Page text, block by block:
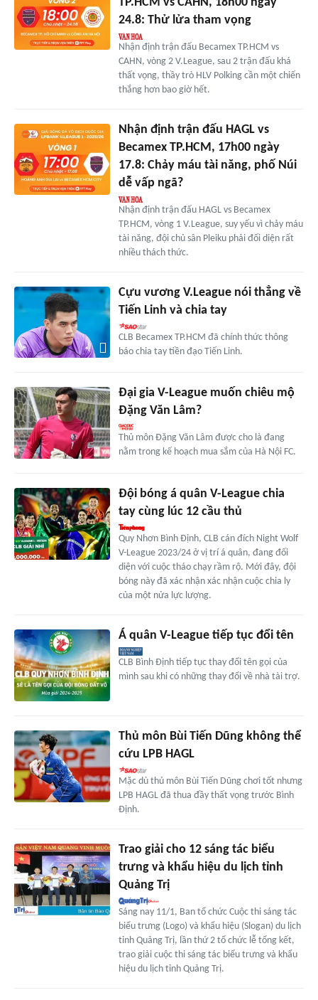
24.8: Thử lửa tham vọng
Nhận định trận đấu Becamex TP.HCM vs
CAHN, vòng 2 V.League, sau 2 trận đấu khá
thất vọng, thầy trò HLV Polking cần một chiến
thắng hơn bao giờ hết.
Nhận định trận đấu HAGL vs
Becamex TP.HCM, 17h00 ngày
17.8: Chảy máu tài năng, phố Núi
dễ vấp ngã?
Nhận định trận đấu HAGL vs Becamex
TP.HCM, vòng 1 V.League, suy yếu vì chảy máu
tài năng, đội chủ sân Pleiku phải đối diện rất
nhiều thách thức.
Cựu vương V.League nói thẳng về
Tiến Linh và chia tay
CLB Becamex TP.HCM đã chính thức thông
báo chia tay tiền đạo Tiến Linh.
Đại gia V-League muốn chiêu mộ
Đặng Văn Lâm?
Thủ môn Đặng Văn Lâm được cho là đang
nằm trong kế hoạch mua sắm của Hà Nội FC.
Đội bóng á quân V-League chia
tay cùng lúc 12 cầu thủ
Quy Nhơn Bình Định, CLB cán đích Night Wolf
V-League 2023/24 ở vị trí á quân, đang đối
diện với cuộc tháo chạy rầm rộ. Mới đây, đội
bóng này đã xác nhận xác nhận cuộc chia ly
của một nửa lực lượng.
Á quân V-League tiếp tục đổi tên
CLB Bình Định tiếp tục thay đổi tên gọi của
mình sau khi có những thay đổi về nhà tài trợ.
Thủ môn Bùi Tiến Dũng không thể
cứu LPB HAGL
Mặc dù thủ môn Bùi Tiến Dũng chơi tốt nhưng
LPB HAGL đã thua đầy thất vọng trước Bình
Định.
Trao giải cho 12 sáng tác biểu
trưng và khẩu hiệu du lịch tỉnh
Quảng Trị
Sáng nay 11/1, Ban tổ chức Cuộc thi sáng tác
biểu trưng (Logo) và khẩu hiệu (Slogan) du lịch
tỉnh Quảng Trị, lần thứ 2 tổ chức lễ tổng kết,
trao giải cuộc thi sáng tác biểu trưng và khẩu
hiệu du lịch tỉnh Quảng Trị.